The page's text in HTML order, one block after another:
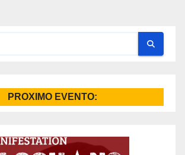
PROXIMO EVENTO: